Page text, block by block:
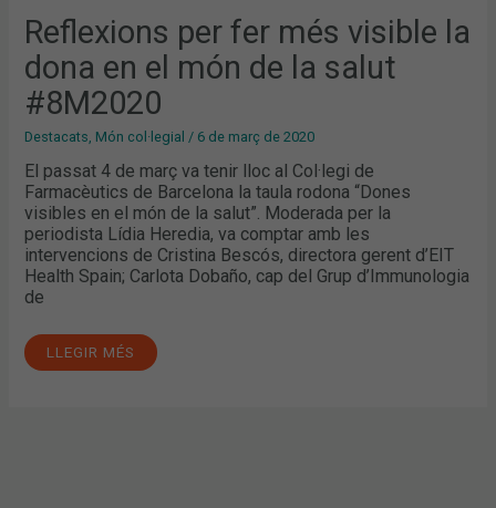
Reflexions per fer més visible la
dona en el món de la salut
#8M2020
Destacats Món col·legial / 6 de març de 2020
El passat 4 de març va tenir lloc al Col·legi de
Farmacèutics de Barcelona la taula rodona “Dones
visibles en el món de la salut”. Moderada per la
periodista Lídia Heredia, va comptar amb les
intervencions de Cristina Bescós, directora gerent d’EIT
Health Spain; Carlota Dobaño, cap del Grup d’Immunologia
de
EL
MÓN
DE
LA
SALUT
#8M2020
LLEGIR MÉS